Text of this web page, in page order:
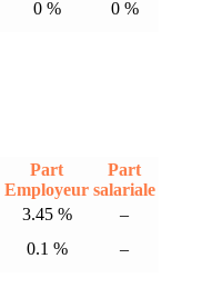
0 % 0 %
Part
Employeur
Part
salariale
3.45 %
–
0.1 % –